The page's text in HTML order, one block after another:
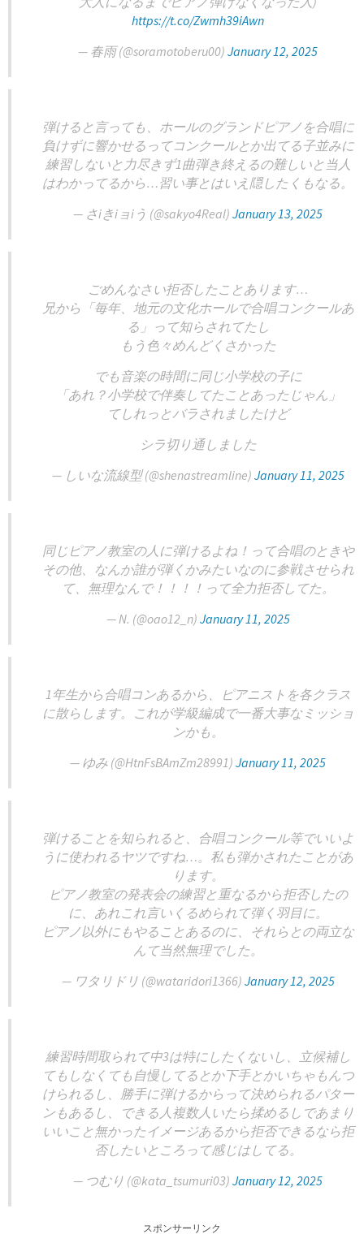
https://t.co/Zwmh39iAwn
— 春雨 (@soramotoberu00) January 12, 2025
弾けると言っても、ホールのグランドピアノを合唱に
負けずに響かせるってコンクールとか出てる子並みに
練習しないと力尽きず1曲弾き終えるの難しいと当人
はわかってるから…習い事とはいえ隠したくもなる。
— さiきiョiう (@sakyo4Real) January 13, 2025
ごめんなさい拒否したことあります…
兄から「毎年、地元の文化ホールで合唱コンクールあ
る」って知らされてたし
もう色々めんどくさかった
でも音楽の時間に同じ小学校の子に
「あれ？小学校で伴奏してたことあったじゃん」
てしれっとバラされましたけど
シラ切り通しました
— しいな流線型 (@shenastreamline) January 11, 2025
同じピアノ教室の人に弾けるよね！って合唱のときや
その他、なんか誰が弾くかみたいなのに参戦させられ
て、無理なんで！！！！って全力拒否してた。
— N. (@oao12_n) January 11, 2025
1年生から合唱コンあるから、ピアニストを各クラス
に散らします。これが学級編成で一番大事なミッショ
ンかも。
— ゆみ (@HtnFsBAmZm28991) January 11, 2025
弾けることを知られると、合唱コンクール等でいいよ
うに使われるヤツですね…。私も弾かされたことがあ
ります。
ピアノ教室の発表会の練習と重なるから拒否したの
に、あれこれ言いくるめられて弾く羽目に。
ピアノ以外にもやることあるのに、それらとの両立な
んて当然無理でした。
— ワタリドリ (@wataridori1366) January 12, 2025
練習時間取られて中3は特にしたくないし、立候補し
てもしなくても自慢してるとか下手とかいちゃもんつ
けられるし、勝手に弾けるからって決められるパター
ンもあるし、できる人複数人いたら揉めるしであまり
いいこと無かったイメージあるから拒否できるなら拒
否したいところって感じはしてる。
— つむり (@kata_tsumuri03) January 12, 2025
スポンサーリンク